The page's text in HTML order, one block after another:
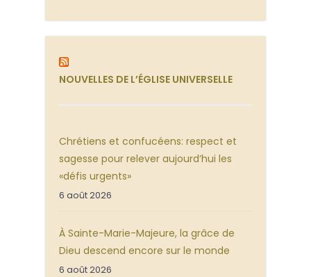
NOUVELLES DE L’ÉGLISE UNIVERSELLE
Chrétiens et confucéens: respect et
sagesse pour relever aujourd’hui les
«défis urgents»
6 août 2026
À Sainte-Marie-Majeure, la grâce de
Dieu descend encore sur le monde
6 août 2026